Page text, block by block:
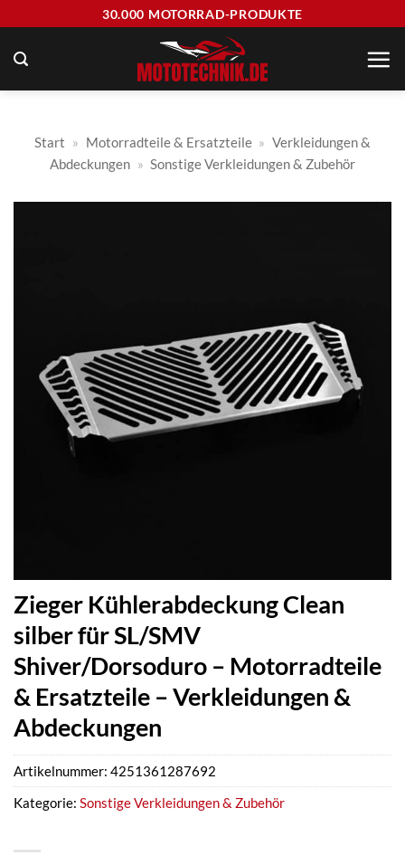
springen
30.000 MOTORRAD-PRODUKTE
Start » Motorradteile & Ersatzteile » Verkleidungen &
Abdeckungen » Sonstige Verkleidungen & Zubehör
Zieger Kühlerabdeckung Clean
silber für SL/SMV
Shiver/Dorsoduro – Motorradteile
& Ersatzteile – Verkleidungen &
Abdeckungen
Artikelnummer: 4251361287692
Kategorie: Sonstige Verkleidungen & Zubehör